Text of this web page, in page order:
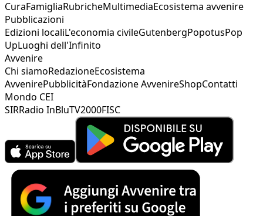
CuraFamigliaRubricheMultimediaEcosistema avvenire
Pubblicazioni
Edizioni localiL'economia civileGutenbergPopotusPop
UpLuoghi dell'Infinito
Avvenire
Chi siamoRedazioneEcosistema
AvvenirePubblicitàFondazione AvvenireShopContatti
Mondo CEI
SIRRadio InBluTV2000FISC